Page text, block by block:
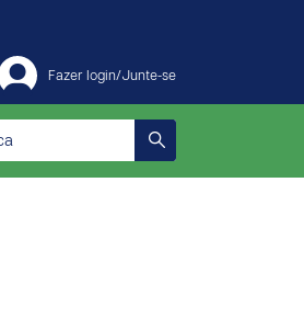
Fazer login/Junte-se